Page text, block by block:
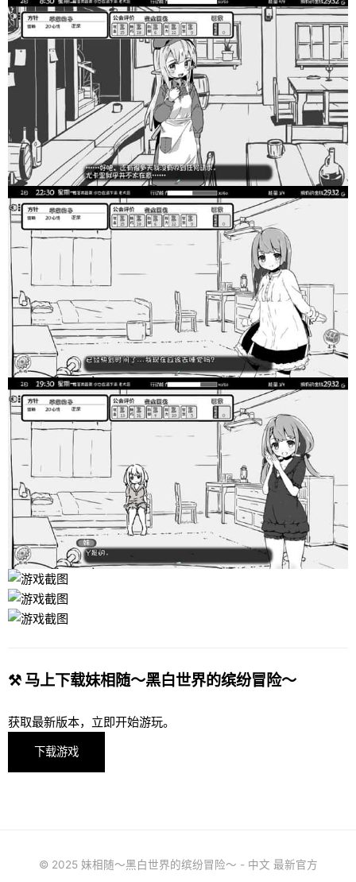
⚒️ 马上下载妹相随～黑白世界的缤纷冒险～
获取最新版本，立即开始游玩。
下载游戏
© 2025 妹相随～黑白世界的缤纷冒险～ - 中文 最新官方